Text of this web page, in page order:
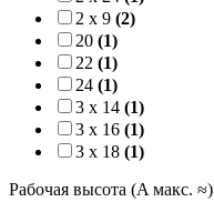
2 x 9 (2)
20 (1)
22 (1)
24 (1)
3 x 14 (1)
3 x 16 (1)
3 x 18 (1)
Рабочая высота (A макс. ≈)